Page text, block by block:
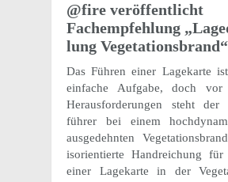
@fire veröf­fentlicht
Fachempfehlung
lung Vegetationsbrand“
Das Führen einer Lagekarte
einfache Aufgabe, doch vor
Heraus­forderun­gen steht der
führer bei einem
ausgedehn­ten
isori­en­tierte Handre­ichung für
einer Lagekarte in der